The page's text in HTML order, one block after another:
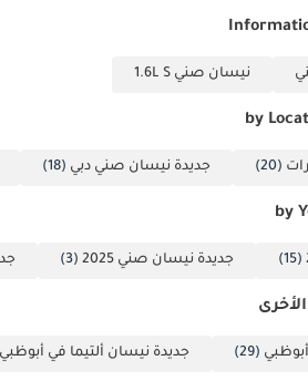
نيسان صني 1.6L S
(20) جديدة نيسان صني دبي (18)
(15) جديدة نيسان صني 2025 (3)
(29) جديدة نيسان ألتيما في أبوظبي